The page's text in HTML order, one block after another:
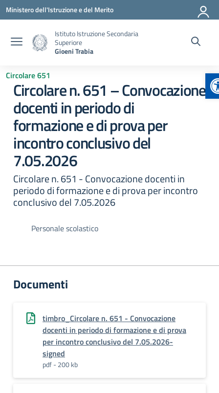
Vai ai contenuti
Vai al menu di navigazione
Vai al footer
Ministero dell'Istruzione e del Merito
Istituto Istruzione Secondaria
Superiore
Gioeni Trabia
Circolare 651
Circolare n. 651 – Convocazione
docenti in periodo di
formazione e di prova per
incontro conclusivo del
7.05.2026
Circolare n. 651 - Convocazione docenti in
periodo di formazione e di prova per incontro
conclusivo del 7.05.2026
Personale scolastico
Documenti
timbro_Circolare n. 651 - Convocazione
docenti in periodo di formazione e di prova
per incontro conclusivo del 7.05.2026-
signed
pdf - 200 kb